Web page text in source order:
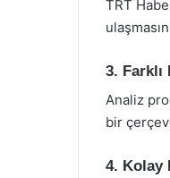
TRT
3.
Analiz
bir
4. Kolay